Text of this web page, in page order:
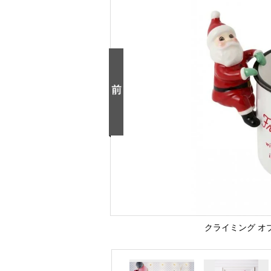
クライミング オ